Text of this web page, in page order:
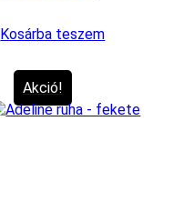
Kosárba teszem
Akció!